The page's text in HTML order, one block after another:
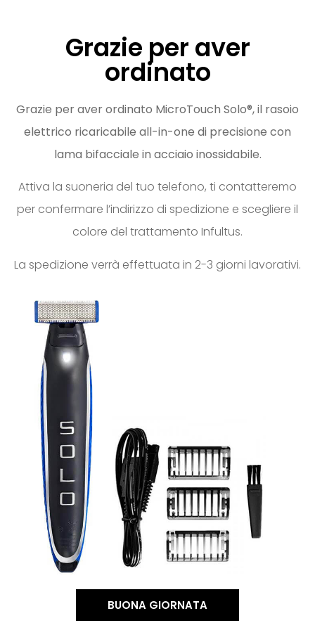
Grazie per aver
ordinato
Grazie per aver ordinato MicroTouch Solo®, il rasoio
elettrico ricaricabile all-in-one di precisione con
lama bifacciale in acciaio inossidabile.
Attiva la suoneria del tuo telefono, ti contatteremo
per confermare l’indirizzo di spedizione e scegliere il
colore del trattamento Infultus.
La spedizione verrà effettuata in 2-3 giorni lavorativi.
BUONA GIORNATA